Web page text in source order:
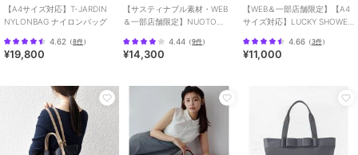
【A4サイズ対応】T-JARDIN
NYLONBAG ナイロンバッグ
4.62 （8件）
¥19,800
【サスティナブル素材・WEB
＆一部店舗限定】NUOTO
4.44 （9件）
¥14,300
【WEB＆一部店舗限定】【A4
サイズ対応】LUCKY SHOWER
4.66（3件）
¥11,000